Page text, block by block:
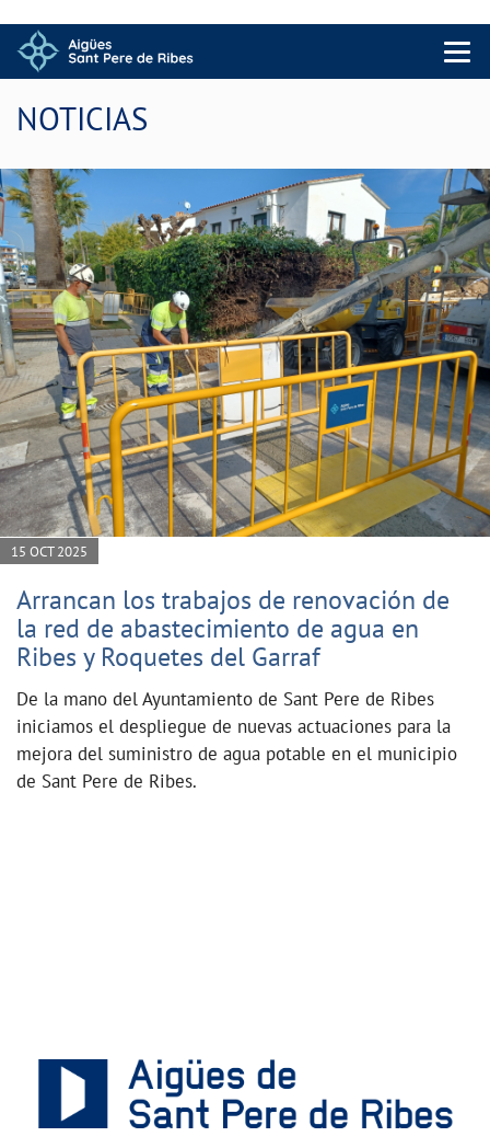
Menu
NOTICIAS
15 OCT 2025
Arrancan los trabajos de renovación de
la red de abastecimiento de agua en
Ribes y Roquetes del Garraf
De la mano del Ayuntamiento de Sant Pere de Ribes
iniciamos el despliegue de nuevas actuaciones para la
mejora del suministro de agua potable en el municipio
de Sant Pere de Ribes.